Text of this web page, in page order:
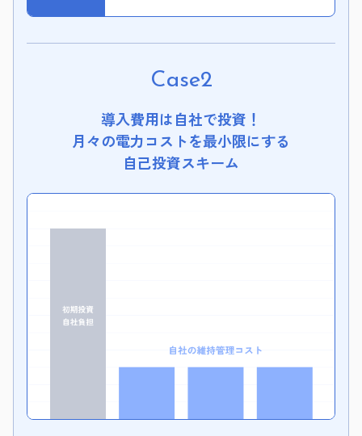
Case2
導入費用は自社で投資！
月々の電力コストを最小限にする
自己投資スキーム